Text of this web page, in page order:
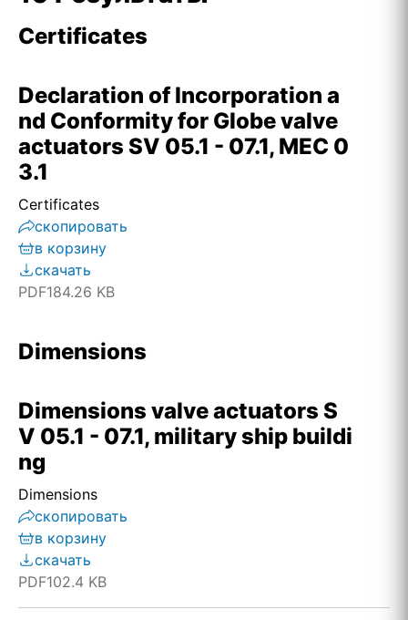
Certificates
Declaration of Incorporation a
nd Conformity for Globe valve
actuators SV 05.1 - 07.1, MEC 0
3.1
Certificates
скопировать
в корзину
скачать
PDF184.26 KB
Dimensions
Dimensions valve actuators S
V 05.1 - 07.1, military ship buildi
ng
Dimensions
скопировать
в корзину
скачать
PDF102.4 KB